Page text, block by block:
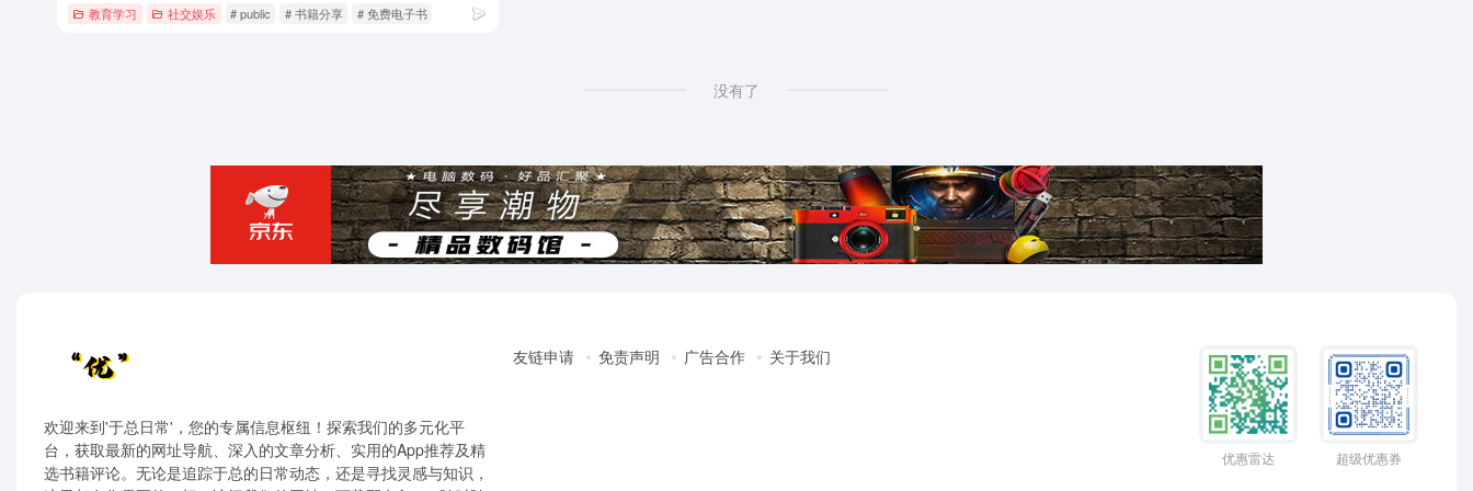
教育学习 社交娱乐 # public # 书籍分享 # 免费电子书
没有了
欢迎来到'于总日常'，您的专属信息枢纽！探索我们的多元化平
台，获取最新的网址导航、深入的文章分析、实用的App推荐及精
选书籍评论。无论是追踪于总的日常动态，还是寻找灵感与知识，
友链申请 免责声明 广告合作 关于我们
优惠雷达 超级优惠券